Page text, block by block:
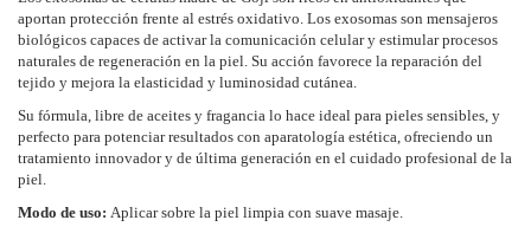
aportan protección frente al estrés oxidativo. Los exosomas son mensajeros
biológicos capaces de activar la comunicación celular y estimular procesos
naturales de regeneración en la piel. Su acción favorece la reparación del
tejido y mejora la elasticidad y luminosidad cutánea.
Su fórmula, libre de aceites y fragancia lo hace ideal para pieles sensibles, y
perfecto para potenciar resultados con aparatología estética, ofreciendo un
tratamiento innovador y de última generación en el cuidado profesional de la
piel.
Modo de uso: Aplicar sobre la piel limpia con suave masaje.